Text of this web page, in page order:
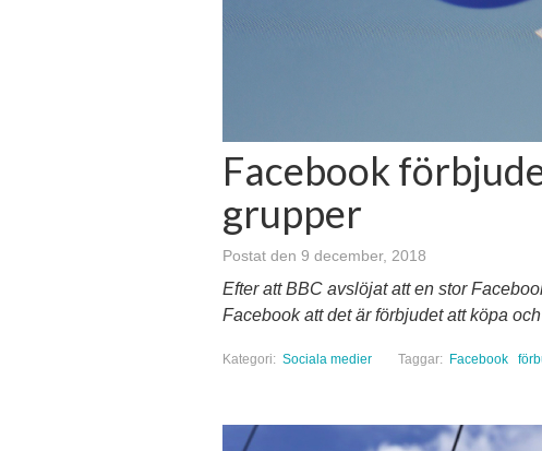
Facebook
grupper
Postat den 9 december, 2018
Efter att BBC avslöjat att en stor
Facebook att det är förbjudet att köpa
Kategori: Sociala medier Taggar: Facebook